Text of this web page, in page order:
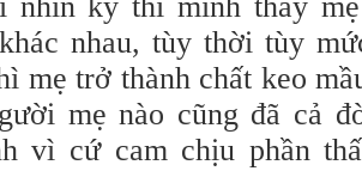
nhau, tùy thời tùy
mẹ trở thành chất keo
mẹ nào cũng đã cả
vì cứ cam chịu phần